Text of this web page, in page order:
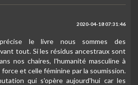
2020-04-18 07:31:46
le livre nous sommes des
tout. Si les résidus ancestraux sont
nos chaires, l'humanité masculine à
force et celle féminine par la soumission.
qui s'opère aujourd'hui car les